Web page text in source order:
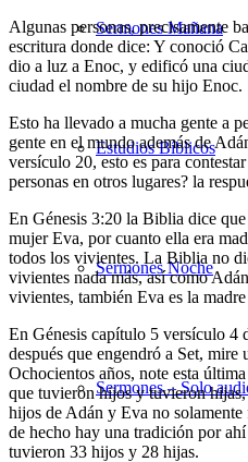
Sermones Mañana
Estudios Bíblicos
Sermones Noche
Sermones – Solo
Algunas personas, precisamente
escritura donde dice: Y conoció
dio a luz a Enoc, y edificó una
ciudad el nombre de su hijo Enoc.
Esto ha llevado a mucha gente a
gente en el mundo además de
versículo 20, esto es para
personas en otros lugares? la
En Génesis 3:20 la Biblia dice
mujer Eva, por cuanto ella era
todos los vivientes. La Biblia no
vivientes nada más, así como
vivientes, también Eva es la
En Génesis capítulo 5 versículo 4
después que engendró a Set, mire
Ochocientos años, note esta
que tuvieron hijos y tuvieron
hijos de Adán y Eva no
de hecho hay una tradición por
tuvieron 33 hijos y 28 hijas.